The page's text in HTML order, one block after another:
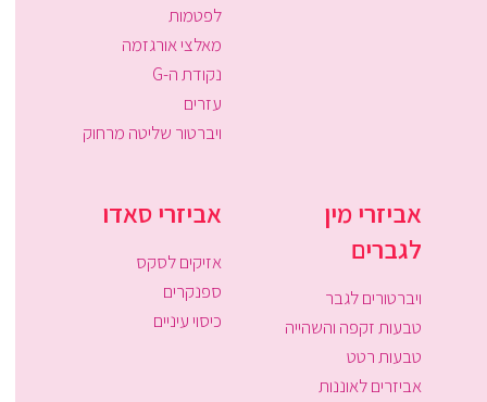
לפטמות
מאלצי אורגזמה
נקודת ה-G
עזרים
ויברטור שליטה מרחוק
אביזרי מין
לגברים
ויברטורים לגבר
טבעות זקפה והשהייה
טבעות רטט
אביזרים לאוננות
אביזרי סאדו
אזיקים לסקס
ספנקרים
כיסוי עיניים